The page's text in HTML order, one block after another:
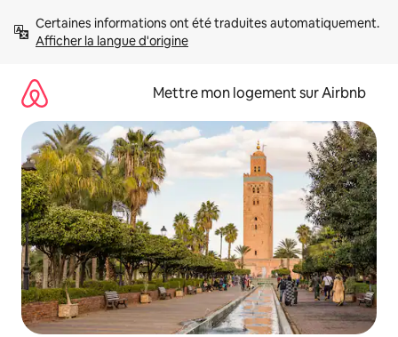
directement
Afficher la langue d'origine
Mettre mon logement sur Airbnb